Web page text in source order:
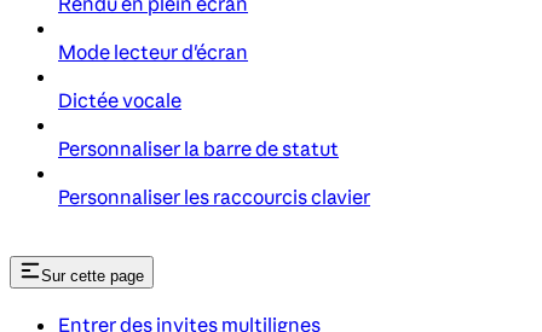
Mode lecteur d'écran
Dictée vocale
Personnaliser la barre de statut
Personnaliser les raccourcis clavier
Sur cette page
Entrer des invites multilignes